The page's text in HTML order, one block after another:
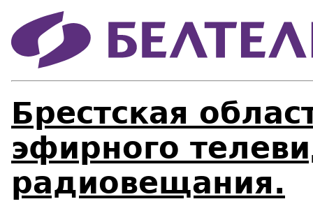
Брестская
эфирного
радиовещания.